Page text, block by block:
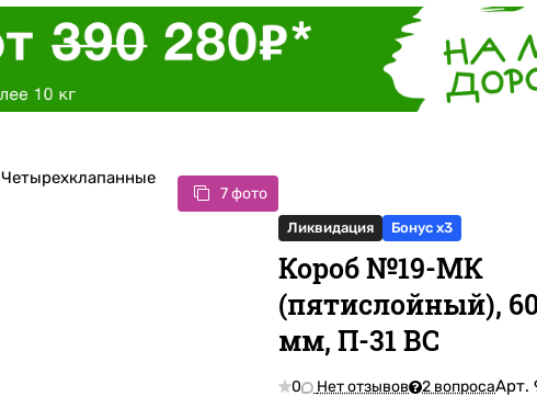
Четырехклапанные
7 фото
Ликвидация Бонус x3
Короб №19-МК
(пятислойный),
мм, П-31 ВС
0 Нет отзывов 2 вопросаАрт.